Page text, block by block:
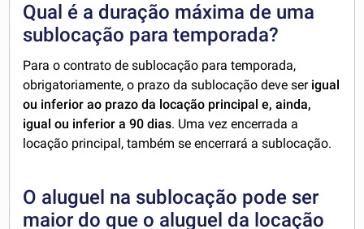
Qual é a duração máxima de uma
sublocação para temporada?
Para o contrato de sublocação para temporada,
obrigatoriamente, o prazo da sublocação deve ser igual
ou inferior ao prazo da locação principal e, ainda,
igual ou inferior a 90 dias. Uma vez encerrada a
locação principal, também se encerrará a sublocação.
O aluguel na sublocação pode ser
maior do que o aluguel da locação